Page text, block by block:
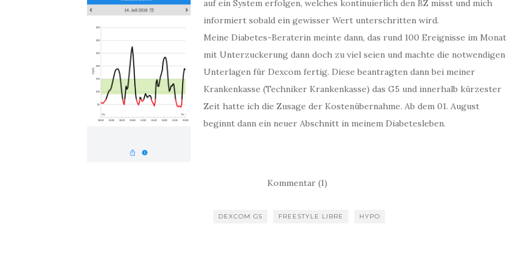
auf ein System erfolgen, welches kontinuierlich den BZ misst und mich
informiert sobald ein gewisser Wert unterschritten wird.
Meine Diabetes-Beraterin meinte dann, das rund 100 Ereignisse im Monat
mit Unterzuckerung dann doch zu viel seien und machte die notwendigen
Unterlagen für Dexcom fertig. Diese beantragten dann bei meiner
Krankenkasse (Techniker Krankenkasse) das G5 und innerhalb kürzester
Zeit hatte ich die Zusage der Kostenübernahme. Ab dem 01. August
beginnt dann ein neuer Abschnitt in meinem Diabetesleben.
Kommentar (1)
DEXCOM G5 FREESTYLE LIBRE HYPO